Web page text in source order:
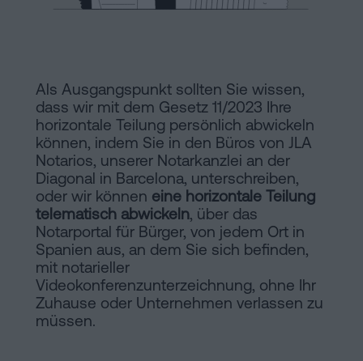
Rechtlicher
Cookie-
Richtlinie
Manifest
Rechtliche
und
notarielle
Links
von
Kann
man
eine
Hypothek
ohne
Wohnbescheinigung
unterschreiben?
Kontaktieren
Als Ausgangspunkt sollten Sie wissen,
dass wir mit dem Gesetz 11/2023 Ihre
horizontale Teilung persönlich abwickeln
können, indem Sie in den Büros von JLA
Notarios, unserer Notarkanzlei an der
Diagonal in Barcelona, unterschreiben,
oder wir können eine horizontale Teilung
telematisch abwickeln, über das
Notarportal für Bürger, von jedem Ort in
Spanien aus, an dem Sie sich befinden,
mit notarieller
Videokonferenzunterzeichnung, ohne Ihr
Zuhause oder Unternehmen verlassen zu
müssen.